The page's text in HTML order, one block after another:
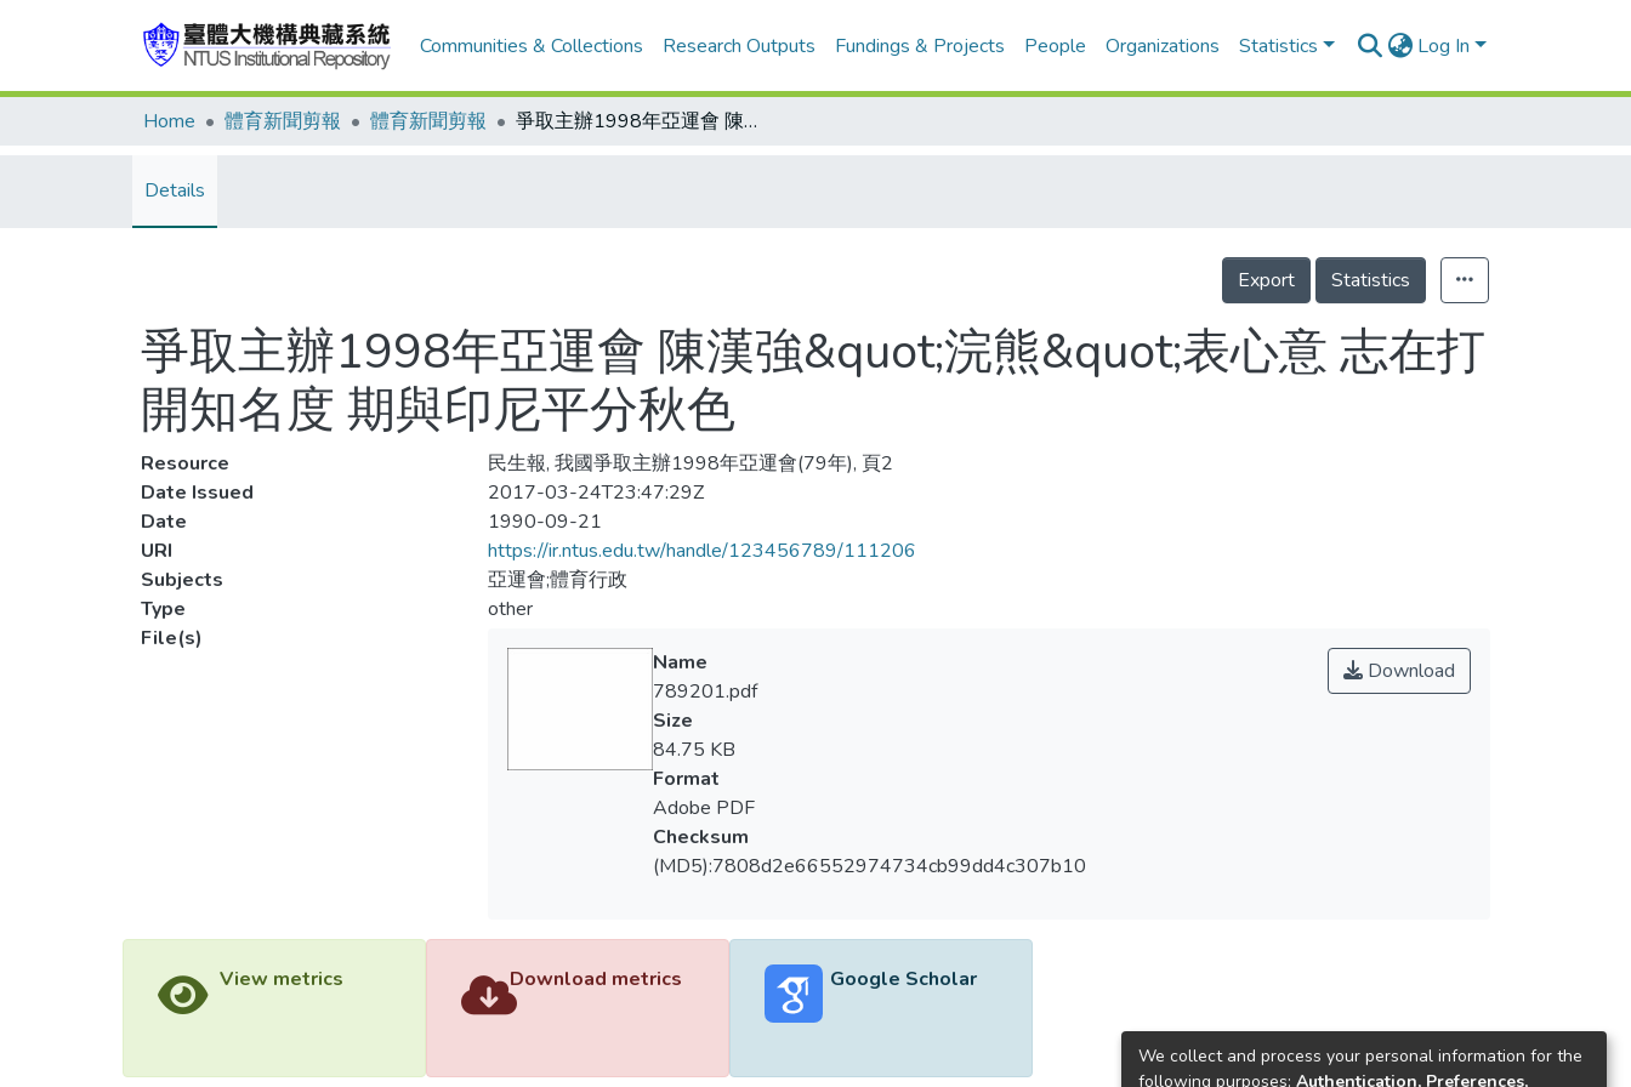
Communities & Collections Research Outputs Fundings & Projects People Organizations Statistics Log In
Home 體育新聞剪報 體育新聞剪報 爭取主辦1998年亞運會 陳漢強&quot;浣熊&quot;表心意 志在打開知名度 期與印尼平分秋色
Details
Export Statistics
爭取主辦1998年亞運會 陳漢強&quot;浣熊&quot;表心意 志在打
開知名度 期與印尼平分秋色
Resource
民生報, 我國爭取主辦1998年亞運會(79年), 頁2
Date Issued
2017-03-24T23:47:29Z
Date
1990-09-21
URI
https://ir.ntus.edu.tw/handle/123456789/111206
Subjects
亞運會;體育行政
Type
other
File(s)
Download
Name
789201.pdf
Size
84.75 KB
Format
Adobe PDF
Checksum
(MD5):7808d2e66552974734cb99dd4c307b10
View metrics Download metrics Google Scholar
We collect and process your personal information for the
following purposes: Authentication, Preferences,